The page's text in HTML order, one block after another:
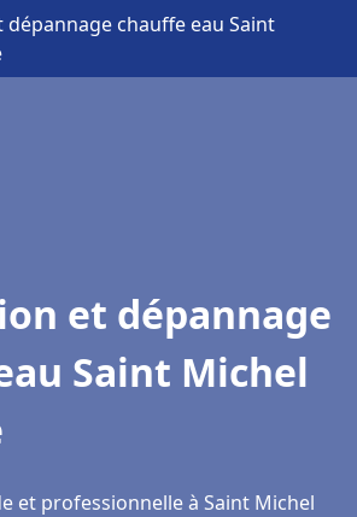
chauffe eau Saint
et dépannage
Saint Michel
et professionnelle à Saint Michel